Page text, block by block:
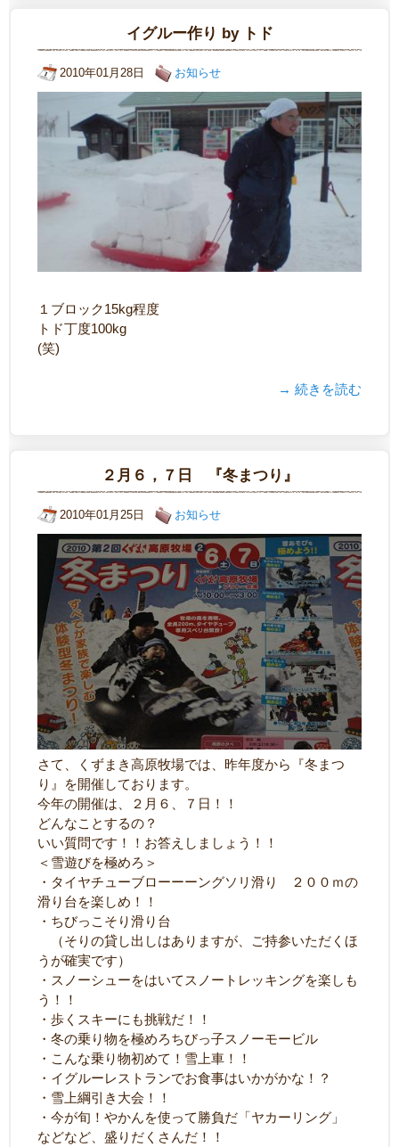
イグルー作り by トド
2010年01月28日 お知らせ
１ブロック15kg程度
トド丁度100kg
(笑)
→ 続きを読む
２月６，７日 『冬まつり』
2010年01月25日 お知らせ
さて、くずまき高原牧場では、昨年度から『冬まつ
り』を開催しております。
今年の開催は、２月６、７日！！
どんなことするの？
いい質問です！！お答えしましょう！！
＜雪遊びを極めろ＞
・タイヤチューブローーーングソリ滑り ２００ｍの
滑り台を楽しめ！！
・ちびっこそり滑り台
（そりの貸し出しはありますが、ご持参いただくほ
うが確実です）
・スノーシューをはいてスノートレッキングを楽しも
う！！
・歩くスキーにも挑戦だ！！
・冬の乗り物を極めろちびっ子スノーモービル
・こんな乗り物初めて！雪上車！！
・イグルーレストランでお食事はいかがかな！？
・雪上綱引き大会！！
・今が旬！やかんを使って勝負だ「ヤカーリング」
などなど、盛りだくさんだ！！